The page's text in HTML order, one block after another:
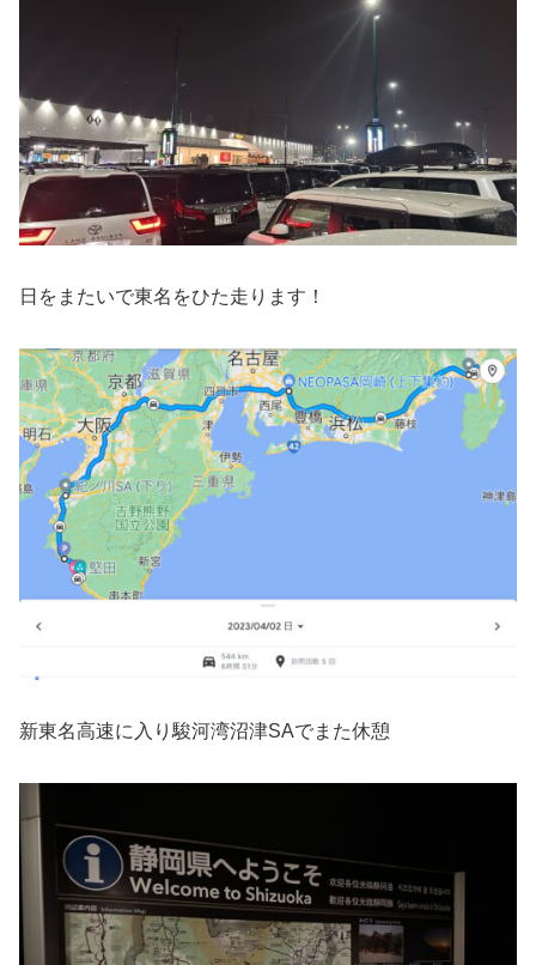
日をまたいで東名をひた走ります！
新東名高速に入り駿河湾沼津SAでまた休憩